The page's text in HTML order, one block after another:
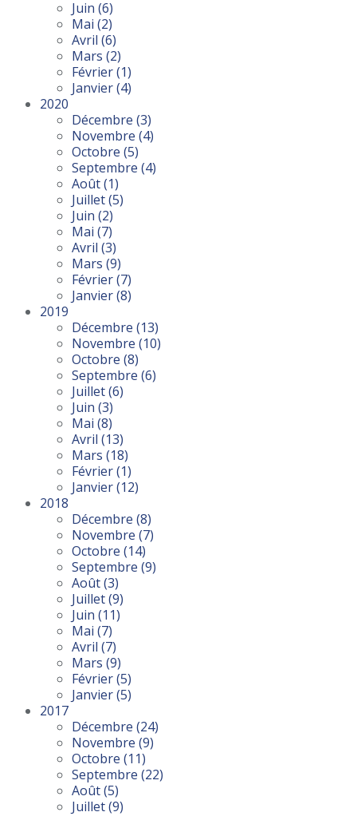
Juin (6)
Mai (2)
Avril (6)
Mars (2)
Février(1)
Janvier(4)
2020
Décembre (3)
Novembre (4)
Octobre (5)
Septembre (4)
Août(1)
Juillet(5)
Juin (2)
Mai (7)
Avril (3)
Mars (9)
Février(7)
Janvier(8)
2019
Décembre (13)
Novembre (10)
Octobre (8)
Septembre (6)
Juillet(6)
Juin (3)
Mai (8)
Avril (13)
Mars (18)
Février(1)
Janvier(12)
2018
Décembre (8)
Novembre (7)
Octobre (14)
Septembre (9)
Août(3)
Juillet(9)
Juin (11)
Mai (7)
Avril (7)
Mars (9)
Février(5)
Janvier(5)
2017
Décembre (24)
Novembre (9)
Octobre (11)
Septembre (22)
Août(5)
Juillet(9)